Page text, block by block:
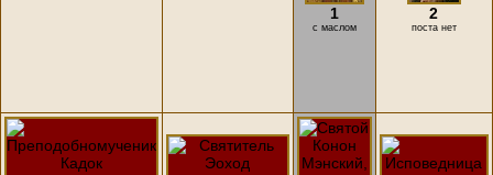
1
с маслом
2
поста нет